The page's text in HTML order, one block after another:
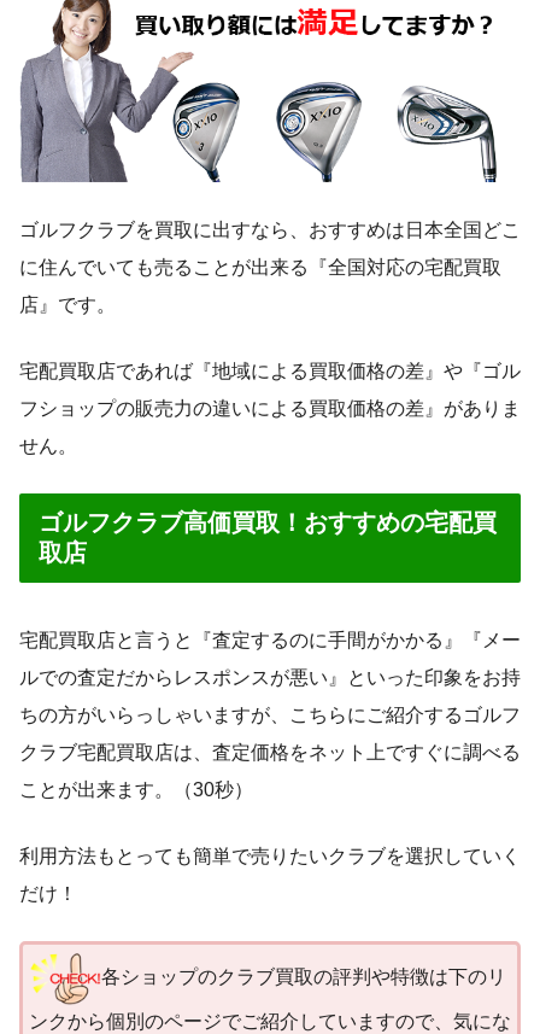
ゴルフクラブを買取に出すなら、おすすめは日本全国どこ
に住んでいても売ることが出来る『全国対応の宅配買取
店』です。
宅配買取店であれば『地域による買取価格の差』や『ゴル
フショップの販売力の違いによる買取価格の差』がありま
せん。
ゴルフクラブ高価買取！おすすめの宅配買
取店
宅配買取店と言うと『査定するのに手間がかかる』『メー
ルでの査定だからレスポンスが悪い』といった印象をお持
ちの方がいらっしゃいますが、こちらにご紹介するゴルフ
クラブ宅配買取店は、査定価格をネット上ですぐに調べる
ことが出来ます。（30秒）
利用方法もとっても簡単で売りたいクラブを選択していく
だけ！
各ショップのクラブ買取の評判や特徴は下のリ
ンクから個別のページでご紹介していますので、気にな